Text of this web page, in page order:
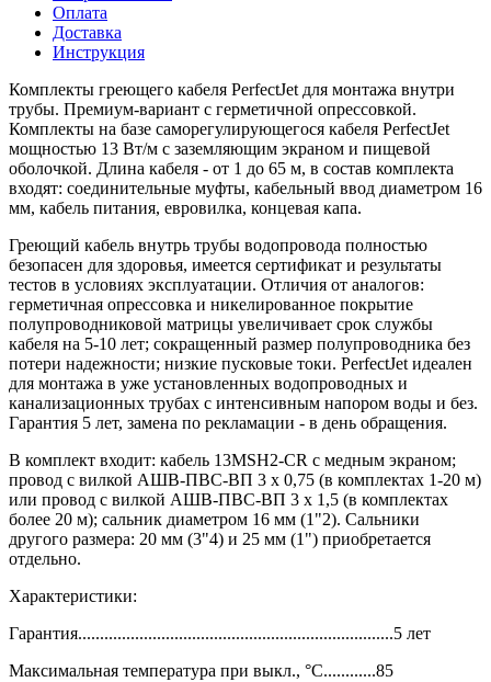
Оплата
Доставка
Инструкция
Комплекты греющего кабеля PerfectJet для монтажа внутри
трубы. Премиум-вариант с герметичной опрессовкой.
Комплекты на базе саморегулирующегося кабеля PerfectJet
мощностью 13 Вт/м с заземляющим экраном и пищевой
оболочкой. Длина кабеля - от 1 до 65 м, в состав комплекта
входят: соединительные муфты, кабельный ввод диаметром 16
мм, кабель питания, евровилка, концевая капа.
Греющий кабель внутрь трубы водопровода полностью
безопасен для здоровья, имеется сертификат и результаты
тестов в условиях эксплуатации. Отличия от аналогов:
герметичная опрессовка и никелированное покрытие
полупроводниковой матрицы увеличивает срок службы
кабеля на 5-10 лет; сокращенный размер полупроводника без
потери надежности; низкие пусковые токи. PerfectJet идеален
для монтажа в уже установленных водопроводных и
канализационных трубах с интенсивным напором воды и без.
Гарантия 5 лет, замена по рекламации - в день обращения.
В комплект входит: кабель 13MSH2-CR с медным экраном;
провод с вилкой АШВ-ПВС-ВП 3 х 0,75 (в комплектах 1-20 м)
или провод с вилкой АШВ-ПВС-ВП 3 х 1,5 (в комплектах
более 20 м); сальник диаметром 16 мм (1"2). Сальники
другого размера: 20 мм (3"4) и 25 мм (1") приобретается
отдельно.
Характеристики:
Гарантия........................................................................5 лет
Максимальная температура при выкл., °C............85